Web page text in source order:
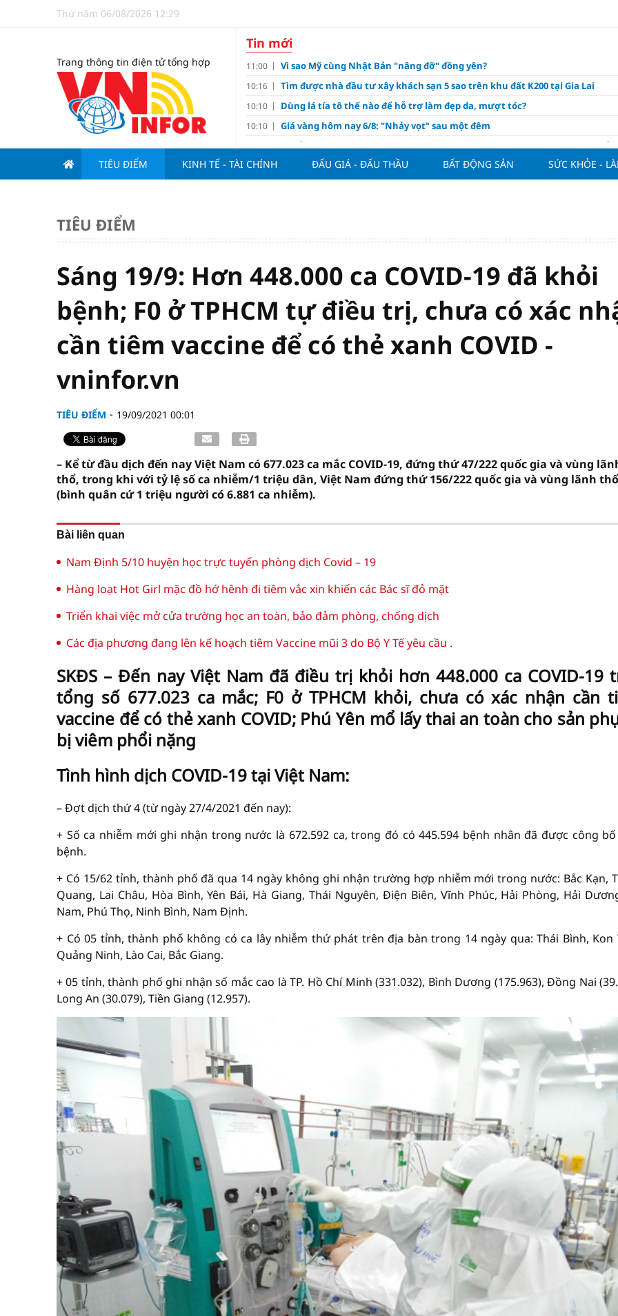
Thứ năm 06/08/2026 12:29
Trang thông tin điện tử tổng hợp
Tin mới
11:00 Vì sao Mỹ cùng Nhật Bản "nâng đỡ" đồng yên?
10:16 Tìm được nhà đầu tư xây khách sạn 5 sao trên khu đất K200 tại Gia Lai
10:10 Dùng lá tía tô thế nào để hỗ trợ làm đẹp da, mượt tóc?
10:10 Giá vàng hôm nay 6/8: "Nhảy vọt" sau một đêm
10:07
Tuyển Việt Nam tính bài toán xoay tua tại ASEAN Cup 2026 và màn đáp trả
nảy lửa của Hoàng Hên
09:15 Đề xuất đưa kim cương vào ngành nghề kinh doanh có điều kiện như vàng
07:00 Tiến độ giải ngân đầu tư công - xung lực cho tăng trưởng
cảm êm đẹp
TIÊU ĐIỂM KINH TẾ - TÀI CHÍNH ĐẤU GIÁ - ĐẤU THẦU BẤT ĐỘNG SẢN SỨC KHỎE -
TIÊU ĐIỂM
Sáng 19/9: Hơn 448.000 ca COVID-19 đã khỏi
bệnh; F0 ở TPHCM tự điều trị, chưa có xác
cần tiêm vaccine để có thẻ xanh COVID -
vninfor.vn
TIÊU ĐIỂM 19/09/2021 00:01
– Kể từ đầu dịch đến nay Việt Nam có 677.023 ca mắc COVID-19, đứng thứ 47/222 quốc gia và vùng
thổ, trong khi với tỷ lệ số ca nhiễm/1 triệu dân, Việt Nam đứng thứ 156/222 quốc gia và vùng lãnh thổ
(bình quân cứ 1 triệu người có 6.881 ca nhiễm).
Bài liên quan
Nam Định 5/10 huyện học trực tuyến phòng dịch Covid – 19
Hàng loạt Hot Girl mặc đồ hớ hênh đi tiêm vắc xin khiến các Bác sĩ đỏ mặt
Triển khai việc mở cửa trường học an toàn, bảo đảm phòng, chống dịch
Các địa phương đang lên kế hoạch tiêm Vaccine mũi 3 do Bộ Y Tế yêu cầu .
SKĐS – Đến nay Việt Nam đã điều trị khỏi hơn 448.000 ca COVID-19
tổng số 677.023 ca mắc; F0 ở TPHCM khỏi, chưa có xác nhận cần
vaccine để có thẻ xanh COVID; Phú Yên mổ lấy thai an toàn cho sản
bị viêm phổi nặng
Tình hình dịch COVID-19 tại Việt Nam:
– Đợt dịch thứ 4 (từ ngày 27/4/2021 đến nay):
+ Số ca nhiễm mới ghi nhận trong nước là 672.592 ca, trong đó có 445.594 bệnh nhân đã được công
bệnh.
+ Có 15/62 tỉnh, thành phố đã qua 14 ngày không ghi nhận trường hợp nhiễm mới trong nước: Bắc Kạn,
Quang, Lai Châu, Hòa Bình, Yên Bái, Hà Giang, Thái Nguyên, Điện Biên, Vĩnh Phúc, Hải Phòng, Hải
Nam, Phú Thọ, Ninh Bình, Nam Định.
+ Có 05 tỉnh, thành phố không có ca lây nhiễm thứ phát trên địa bàn trong 14 ngày qua: Thái Bình, Kon
Quảng Ninh, Lào Cai, Bắc Giang.
+ 05 tỉnh, thành phố ghi nhận số mắc cao là TP. Hồ Chí Minh (331.032), Bình Dương (175.963), Đồng Nai
Long An (30.079), Tiền Giang (12.957).